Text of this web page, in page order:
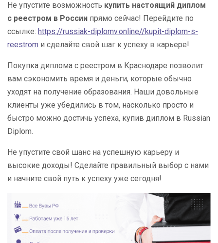
Не упустите возможность купить настоящий диплом
с реестром в России прямо сейчас! Перейдите по
ссылке: https://russiak-diplomv.online//kupit-diplom-s-
reestrom и сделайте свой шаг к успеху в карьере!
Покупка диплома с реестром в Краснодаре позволит
вам сэкономить время и деньги, которые обычно
уходят на получение образования. Наши довольные
клиенты уже убедились в том, насколько просто и
быстро можно достичь успеха, купив диплом в Russian
Diplom.
Не упустите свой шанс на успешную карьеру и
высокие доходы! Сделайте правильный выбор с нами
и начните свой путь к успеху уже сегодня!